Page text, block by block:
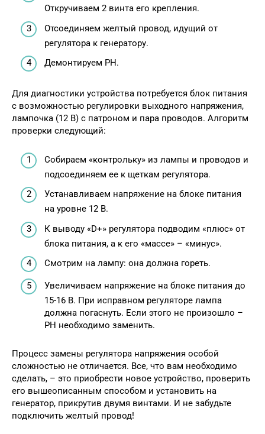
Откручиваем 2 винта его крепления.
Отсоединяем желтый провод, идущий от
регулятора к генератору.
Демонтируем РН.
Для диагностики устройства потребуется блок питания
с возможностью регулировки выходного напряжения,
лампочка (12 В) с патроном и пара проводов. Алгоритм
проверки следующий:
Собираем «контрольку» из лампы и проводов и
подсоединяем ее к щеткам регулятора.
Устанавливаем напряжение на блоке питания
на уровне 12 В.
К выводу «D+» регулятора подводим «плюс» от
блока питания, а к его «массе» – «минус».
Смотрим на лампу: она должна гореть.
Увеличиваем напряжение на блоке питания до
15-16 В. При исправном регуляторе лампа
должна погаснуть. Если этого не произошло –
РН необходимо заменить.
Процесс замены регулятора напряжения особой
сложностью не отличается. Все, что вам необходимо
сделать, – это приобрести новое устройство, проверить
его вышеописанным способом и установить на
генератор, прикрутив двумя винтами. И не забудьте
подключить желтый провод!